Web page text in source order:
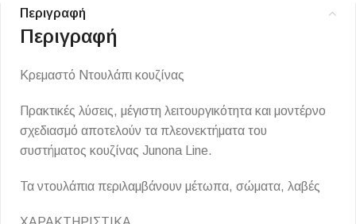
Περιγραφή
Περιγραφή
Κρεμαστό Ντουλάπι κουζίνας
Πρακτικές λύσεις, μέγιστη λειτουργικότητα και μοντέρνο
σχεδιασμό αποτελούν τα πλεονεκτήματα του
συστήματος κουζίνας Junona Line.
Τα ντουλάπια περιλαμβάνουν μέτωπα, σώματα, λαβές